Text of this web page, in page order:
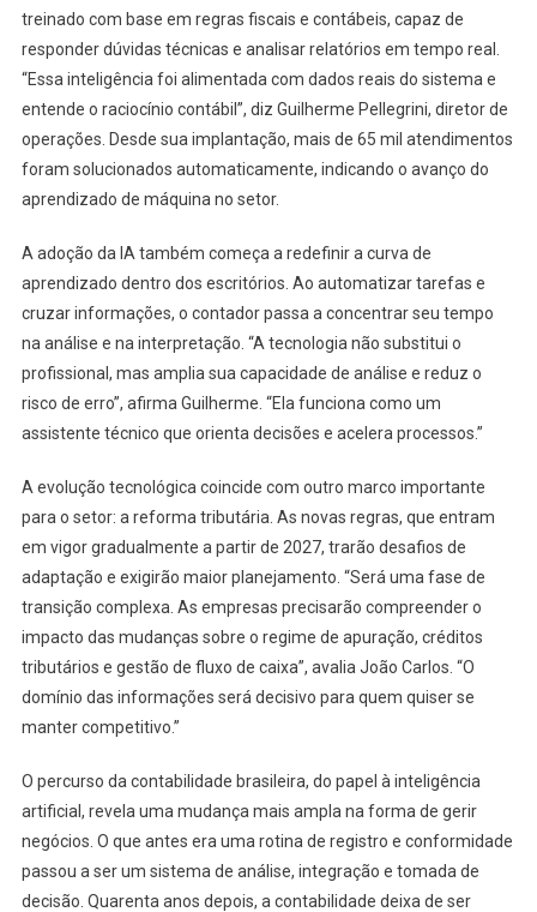
treinado com base em regras fiscais e contábeis, capaz de
responder dúvidas técnicas e analisar relatórios em tempo real.
“Essa inteligência foi alimentada com dados reais do sistema e
entende o raciocínio contábil”, diz Guilherme Pellegrini, diretor de
operações. Desde sua implantação, mais de 65 mil atendimentos
foram solucionados automaticamente, indicando o avanço do
aprendizado de máquina no setor.
A adoção da IA também começa a redefinir a curva de
aprendizado dentro dos escritórios. Ao automatizar tarefas e
cruzar informações, o contador passa a concentrar seu tempo
na análise e na interpretação. “A tecnologia não substitui o
profissional, mas amplia sua capacidade de análise e reduz o
risco de erro”, afirma Guilherme. “Ela funciona como um
assistente técnico que orienta decisões e acelera processos.”
A evolução tecnológica coincide com outro marco importante
para o setor: a reforma tributária. As novas regras, que entram
em vigor gradualmente a partir de 2027, trarão desafios de
adaptação e exigirão maior planejamento. “Será uma fase de
transição complexa. As empresas precisarão compreender o
impacto das mudanças sobre o regime de apuração, créditos
tributários e gestão de fluxo de caixa”, avalia João Carlos. “O
domínio das informações será decisivo para quem quiser se
manter competitivo.”
O percurso da contabilidade brasileira, do papel à inteligência
artificial, revela uma mudança mais ampla na forma de gerir
negócios. O que antes era uma rotina de registro e conformidade
passou a ser um sistema de análise, integração e tomada de
decisão. Quarenta anos depois, a contabilidade deixa de ser